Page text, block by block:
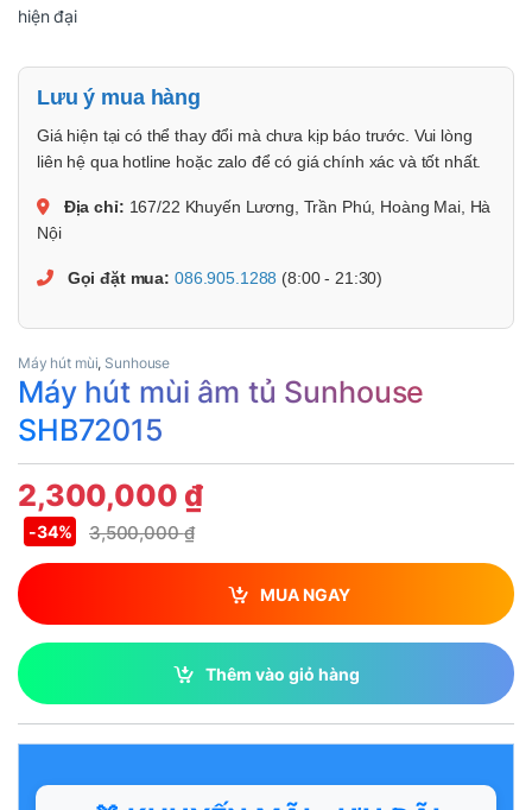
hiện đại
Lưu ý mua hàng
Giá hiện tại có thể thay đổi mà chưa kịp báo trước. Vui lòng
liên hệ qua hotline hoặc zalo để có giá chính xác và tốt nhất.
Địa chỉ: 167/22 Khuyến Lương, Trần Phú, Hoàng Mai, Hà
Nội
Gọi đặt mua: 086.905.1288 (8:00 - 21:30)
Máy hút mùi, Sunhouse
Máy hút mùi âm tủ Sunhouse
SHB72015
2,300,000 ₫
3,500,000₫
-34%
MUA NGAY
Thêm vào giỏ hàng